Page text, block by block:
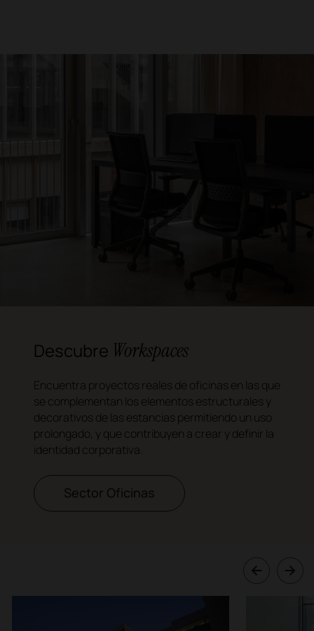
Descubre Workspaces
Encuentra proyectos reales de oficinas en las que
se complementan los elementos estructurales y
decorativos de las estancias permitiendo un uso
prolongado, y que contribuyen a crear y definir la
identidad corporativa.
Sector Oficinas